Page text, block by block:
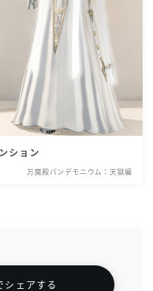
ション
万魔殿パンデモニウム：天獄編
ェアする